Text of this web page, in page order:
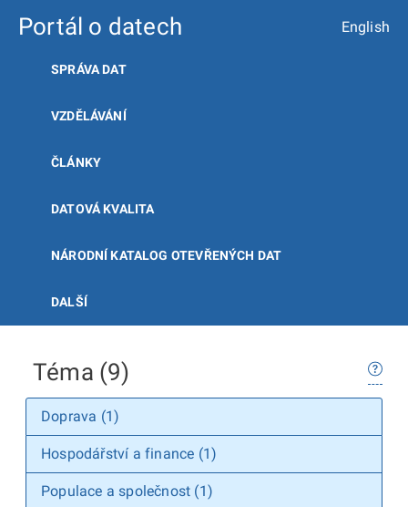
Portál o datech English
SPRÁVA DAT
VZDĚLÁVÁNÍ
ČLÁNKY
DATOVÁ KVALITA
NÁRODNÍ KATALOG OTEVŘENÝCH DAT
DALŠÍ
Téma (9)
Doprava (1)
Hospodářství a finance (1)
Populace a společnost (1)